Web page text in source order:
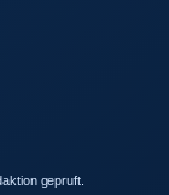
gepruft.